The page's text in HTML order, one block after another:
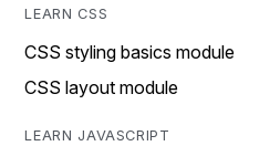
LEARN CSS
CSS styling basics module
CSS layout module
LEARN JAVASCRIPT